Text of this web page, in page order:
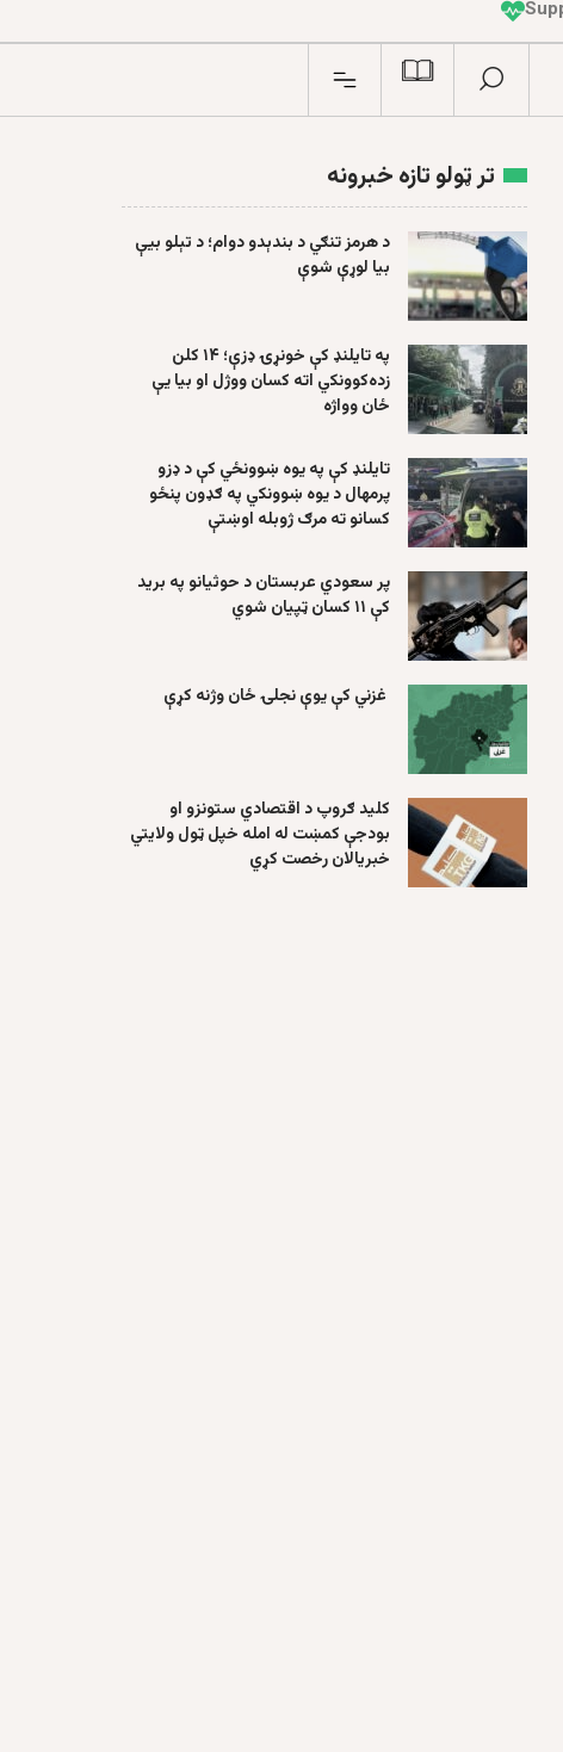
e
d
n
I
تر ټولو تازه خبرونه
د هرمز تنګي د بندېدو دوام؛ د تېلو بیې
بیا لوړې شوې
په تایلنډ کې خونړۍ ډزې؛ ۱۴ کلن
زده‌کوونکي اته کسان ووژل او بیا یې
ځان وواژه
تایلنډ کې په یوه ښوونځي کې د ډزو
پرمهال د یوه ښوونکي په ګډون پنځو
کسانو ته مرګ ژوبله اوښتې
پر سعودي عربستان د حوثیانو په برید
کې ۱۱ کسان ټپیان شوي
غزني کې یوې نجلۍ ځان وژنه کړې
کلید ګروپ د اقتصادي ستونزو او
بودجې کمښت له امله خپل ټول ولایتي
خبریالان رخصت کړي